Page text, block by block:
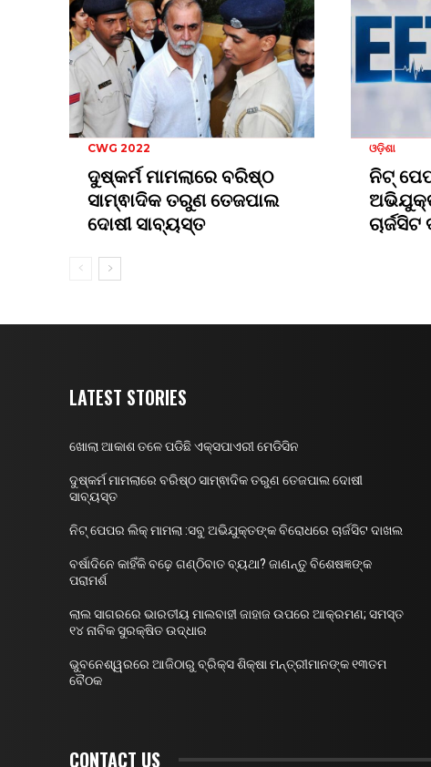
CWG 2022
ଦୁଷ୍କର୍ମ ମାମଲାରେ ବରିଷ୍ଠ
ସାମ୍ଵାଦିକ ତରୁଣ ତେଜପାଲ
ଦୋଷୀ ସାବ୍ୟସ୍ତ
ଓଡ଼ିଶା
ନିଟ୍
LATEST STORIES
ଖୋଲା ଆକାଶ ତଳେ ପଡିଛି ଏକ୍ସପାଏରୀ ମେଡିସିନ
ଦୁଷ୍କର୍ମ ମାମଲାରେ ବରିଷ୍ଠ ସାମ୍ଵାଦିକ ତରୁଣ ତେଜପାଲ ଦୋଷୀ
ସାବ୍ୟସ୍ତ
ନିଟ୍ ପେପର ଲିକ୍ ମାମଲା :ସବୁ ଅଭିଯୁକ୍ତଙ୍କ ବିରୋଧରେ ଚାର୍ଜସିଟ ଦାଖଲ
ବର୍ଷାଦିନେ କାହିଁକି ବଢ଼େ ଗଣ୍ଠିବାତ ବ୍ୟଥା? ଜାଣନ୍ତୁ ବିଶେଷଜ୍ଞଙ୍କ
ପରାମର୍ଶ
ଲାଲ ସାଗରରେ ଭାରତୀୟ ମାଲବାହୀ ଜାହାଜ ଉପରେ ଆକ୍ରମଣ; ସମସ୍ତ
୧୪ ନାବିକ ସୁରକ୍ଷିତ ଉଦ୍ଧାର
ଭୁବନେଶ୍ୱରରେ ଆଜିଠାରୁ ବ୍ରିକ୍ସ ଶିକ୍ଷା ମନ୍ତ୍ରୀମାନଙ୍କ ୧୩ତମ
ବୈଠକ
CONTACT US